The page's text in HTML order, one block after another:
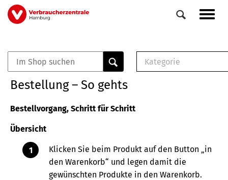
Direkt
zum
Veranstaltungen
0
Elemente
Kategorie
Buch
Bestellung – So gehts
Bestellvorgang, Schritt für Schritt
Übersicht
Klicken Sie beim Produkt auf den Button „in
den Warenkorb“ und legen damit die
gewünschten Produkte in den Warenkorb.